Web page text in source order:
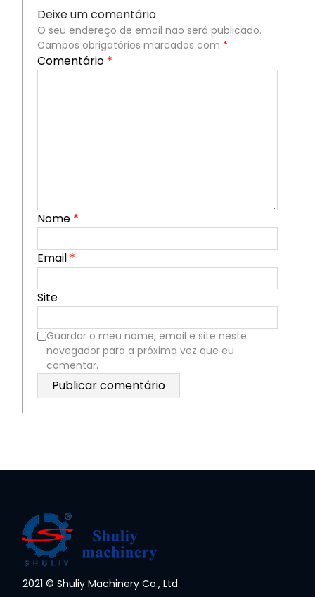
Deixe um comentário
O seu endereço de email não será publicado.
Campos obrigatórios marcados com *
Comentário *
Nome *
Email *
Site
Guardar o meu nome, email e site neste
navegador para a próxima vez que eu
comentar.
2021 © Shuliy Machinery Co., Ltd.